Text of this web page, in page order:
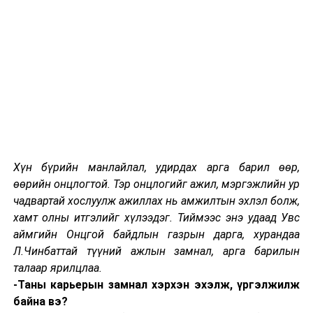
Хүн бүрийн манлайлал, удирдах арга барил өөр,
өөрийн онцлогтой. Тэр онцлогийг ажил, мэргэжлийн ур
чадвартай хослуулж ажиллах нь амжилтын эхлэл болж,
хамт олны итгэлийг хүлээдэг. Тиймээс энэ удаад Увс
аймгийн Онцгой байдлын газрын дарга, хурандаа
Л.Чинбаттай түүний ажлын замнал, арга барилын
талаар ярилцлаа.
-Таны карьерын замнал хэрхэн эхэлж, үргэлжилж
байна вэ?